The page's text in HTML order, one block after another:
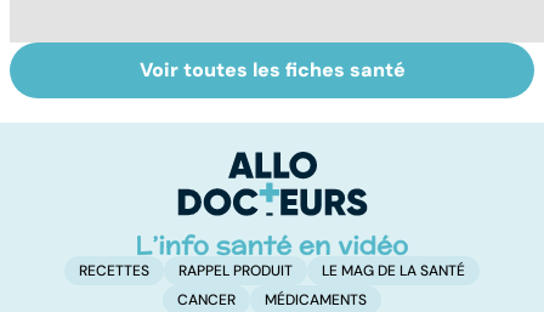
Le TDAH, un
trouble de
hyperactivité
Violences
sexuelles :
remettre ?
Voir toutes les fiches santé
RECETTES RAPPEL PRODUIT
LE MAG DE LA SANTÉ
CANCER
MÉDICAMENTS